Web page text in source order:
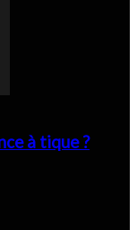
à tique ?